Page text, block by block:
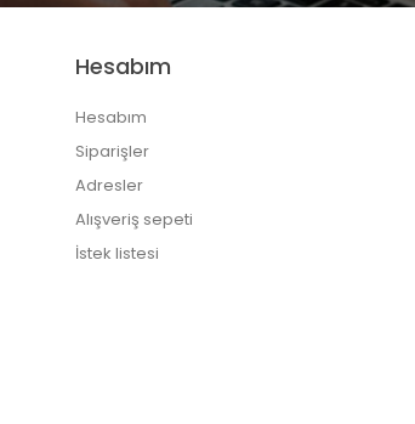
Hesabım
Hesabım
Siparişler
Adresler
Alışveriş sepeti
İstek listesi